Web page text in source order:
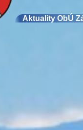
Aktuality ObÚ